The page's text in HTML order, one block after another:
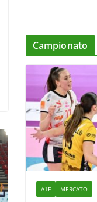
Campionato
A1F MERCATO